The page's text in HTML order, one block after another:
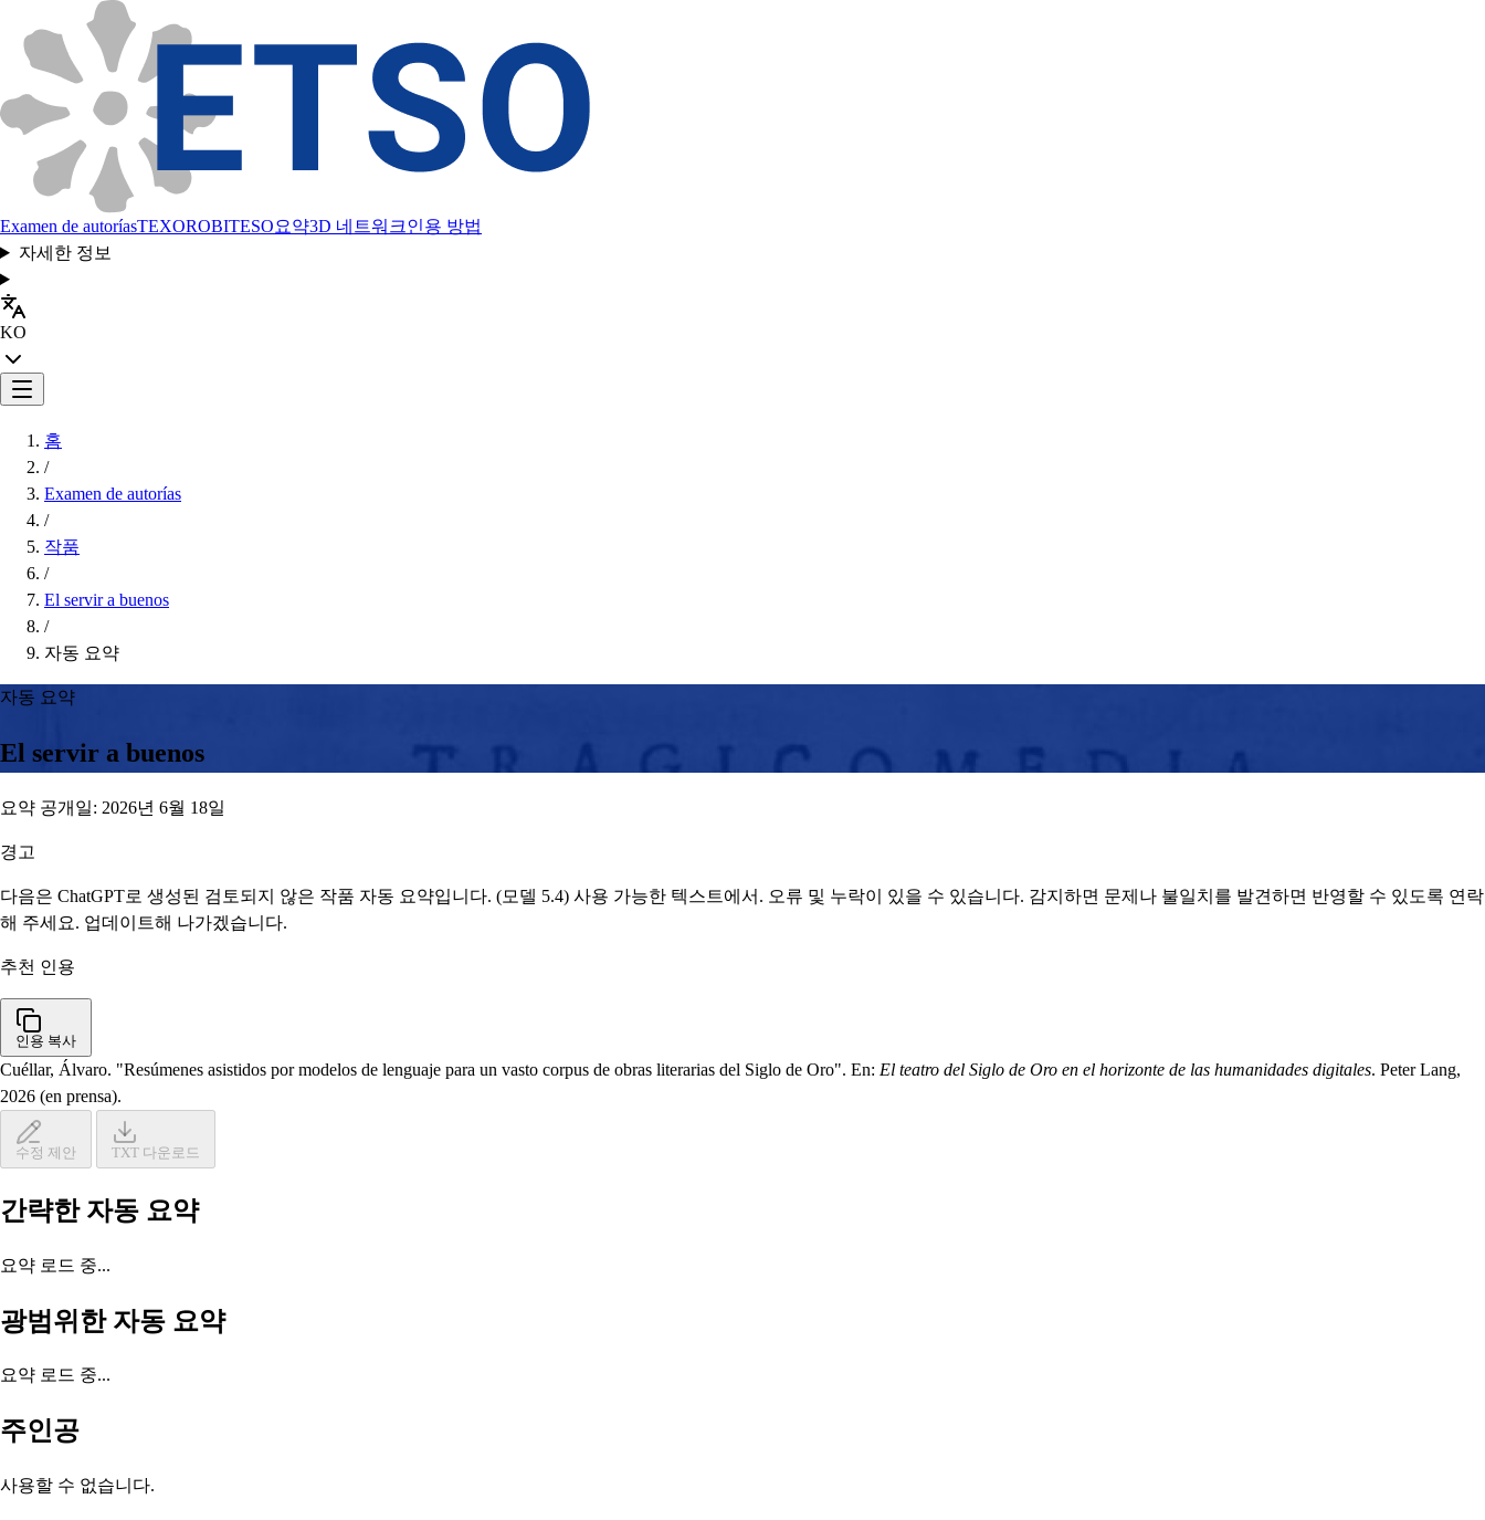
Examen de autoríasTEXOROBITESO요약3D 네트워크인용 방법
자세한 정보
KO
홈
/
Examen de autorías
/
작품
/
El servir a buenos
/
자동 요약
자동 요약
El servir a buenos
요약 공개일: 2026년 6월 18일
경고
다음은 ChatGPT로 생성된 검토되지 않은 작품 자동 요약입니다. (모델 5.4) 사용 가능한 텍스트에서. 오류 및 누락이 있을 수 있습니다. 감지하면 문제나 불일치를 발견하면 반영할 수 있도록 연락
해 주세요. 업데이트해 나가겠습니다.
추천 인용
인용 복사
Cuéllar, Álvaro. "Resúmenes asistidos por modelos de lenguaje para un vasto corpus de obras literarias del Siglo de Oro". En: El teatro del Siglo de Oro en el horizonte de las humanidades digitales. Peter Lang,
2026 (en prensa).
수정 제안 TXT 다운로드
간략한 자동 요약
요약 로드 중...
광범위한 자동 요약
요약 로드 중...
주인공
사용할 수 없습니다.